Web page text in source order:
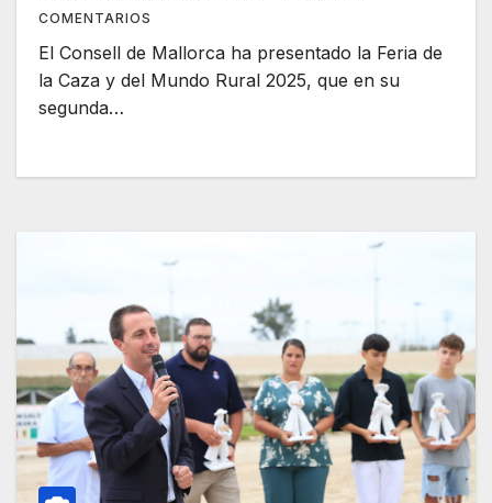
COMENTARIOS
El Consell de Mallorca ha presentado la Feria de
la Caza y del Mundo Rural 2025, que en su
segunda…